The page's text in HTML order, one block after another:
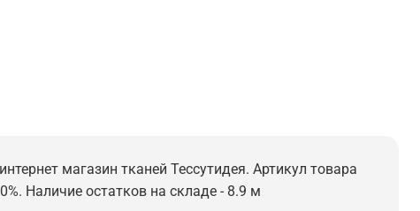
магазин тканей Тессутидея. Артикул товара
Наличие остатков на складе - 8.9 м